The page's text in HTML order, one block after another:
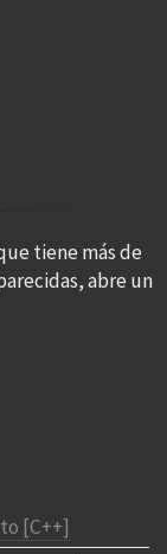
tiene más de
abre un
[C++]